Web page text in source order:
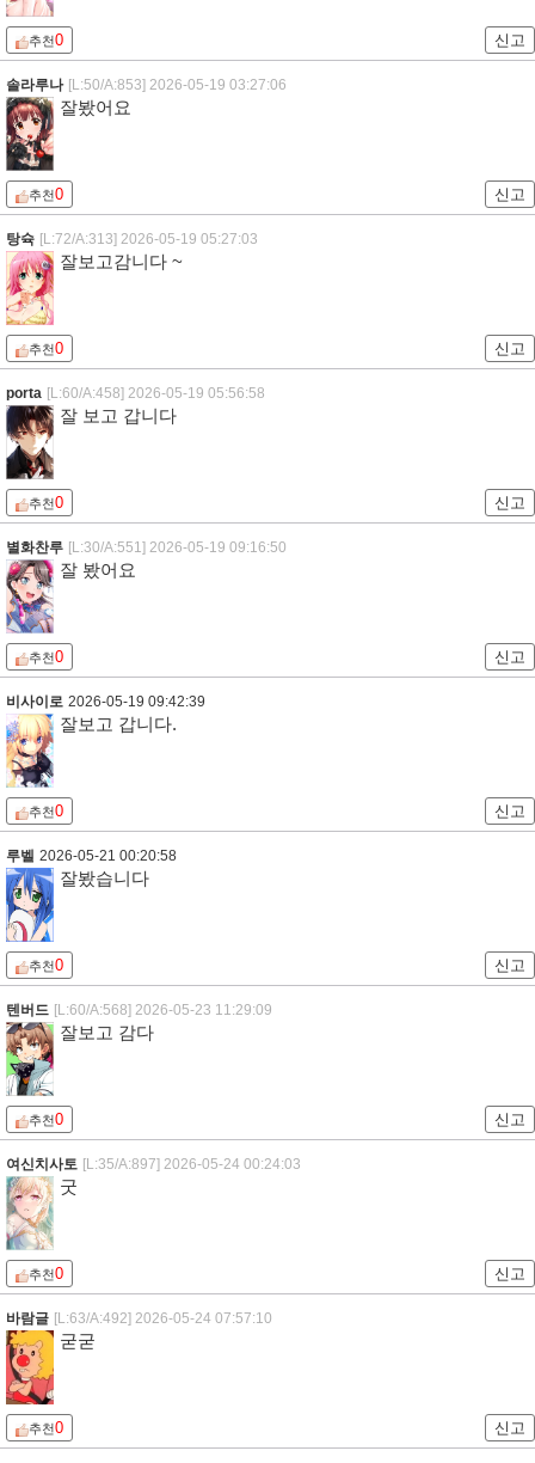
추천0 신고
솔라루나 [L:50/A:853] 2026-05-19 03:27:06
잘봤어요
추천0 신고
탕슉 [L:72/A:313] 2026-05-19 05:27:03
잘보고감니다 ~
추천0 신고
porta [L:60/A:458] 2026-05-19 05:56:58
잘 보고 갑니다
추천0 신고
별화찬루 [L:30/A:551] 2026-05-19 09:16:50
잘 봤어요
추천0 신고
비사이로 2026-05-19 09:42:39
잘보고 갑니다.
추천0 신고
루벨 2026-05-21 00:20:58
잘봤습니다
추천0 신고
텐버드 [L:60/A:568] 2026-05-23 11:29:09
잘보고 감다
추천0 신고
여신치사토 [L:35/A:897] 2026-05-24 00:24:03
굿
추천0 신고
바람글 [L:63/A:492] 2026-05-24 07:57:10
굳굳
추천0 신고